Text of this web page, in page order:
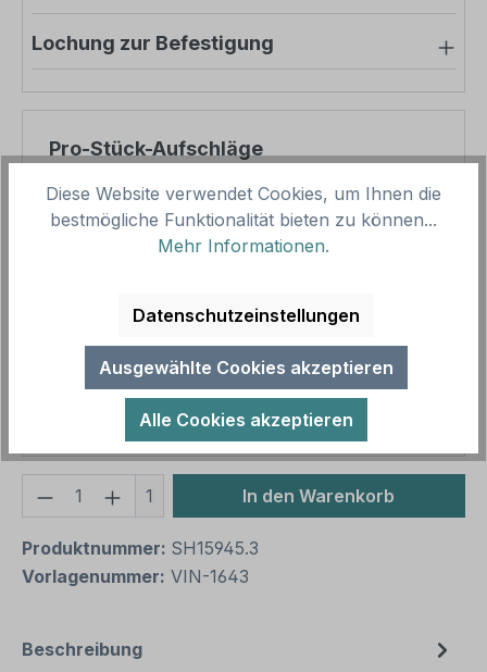
Lochung zur Befestigung
Pro-Stück-Aufschläge
Produktpreis
71,28 €
Zwischensumme
Gesamtpreis
71,28 €
Preise inkl. MwSt. zzgl. Versandkosten
Aufgrund von Neuberechnungen im Warenkorb sind
abweichende Endpreise möglich.
Produkt Anzahl: Gib den
1 In den Warenkorb
Produktnummer: SH15945.3
Vorlagenummer: VIN-1643
Beschreibung
Diese Website verwendet Cookies, um Ihnen die
bestmögliche Funktionalität bieten zu können...
Mehr Informationen.
Datenschutzeinstellungen
Ausgewählte Cookies akzeptieren
Alle Cookies akzeptieren